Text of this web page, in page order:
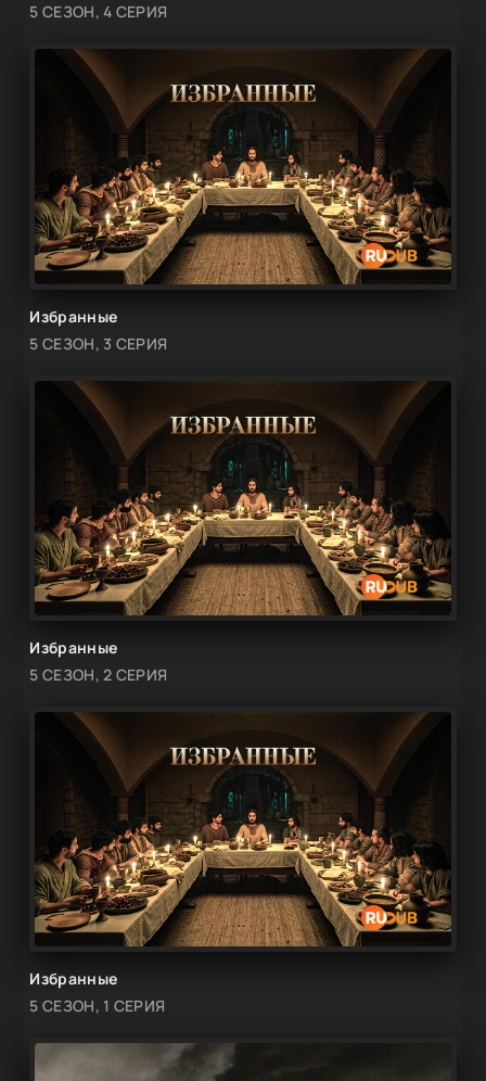
5 СЕЗОН, 4 СЕРИЯ
Избранные
5 СЕЗОН, 3 СЕРИЯ
Избранные
5 СЕЗОН, 2 СЕРИЯ
Избранные
5 СЕЗОН, 1 СЕРИЯ